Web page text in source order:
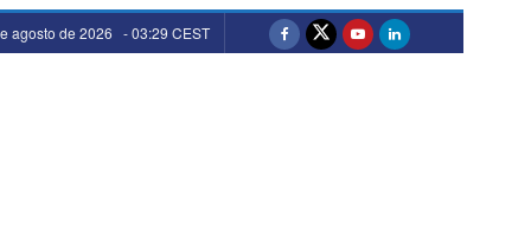
agosto de 2026 - 03:29 CEST